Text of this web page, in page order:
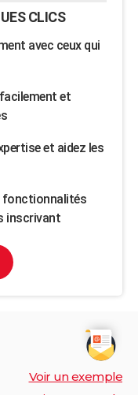
CLICS
avec ceux qui
et
et aidez les
fonctionnalités
inscrivant
Voir un exemple